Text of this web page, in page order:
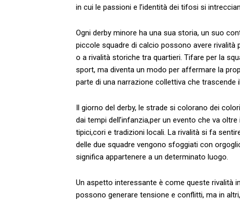
⁤in cui ‍le​ passioni e l’identità dei ⁢tifosi si‍
Ogni derby minore‍ ha una sua storia, un suo
piccole ⁤squadre ⁣di calcio possono⁣ avere
⁤o a rivalità ⁣storiche tra quartieri. Tifare per ​la
sport, ma diventa un modo per affermare la
parte⁤ di‌ una⁣ narrazione collettiva ‌che trascende
Il⁣ giorno del derby, le strade si colorano dei⁣
dai ‍tempi dell’infanzia,per‌ un‌ evento che va
⁤tipici,cori e tradizioni ​locali. La ‍rivalità ⁢si fa
delle⁤ due squadre ​vengono sfoggiati con
significa appartenere a un determinato luogo.
Un aspetto interessante⁣ è come ⁤queste rivalità
possono generare tensione e conflitti, ma in